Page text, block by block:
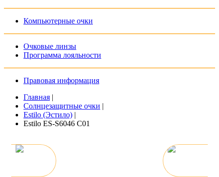
Компьютерные очки
Очковые линзы
Программа лояльности
Правовая информация
Главная |
Солнцезащитные очки |
Estilo (Эстило) |
Estilo ES-S6046 C01